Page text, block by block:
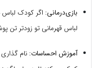
بازی‌درمانی: اگر کودک لباس
لباس قهرمانی تو زودتر تن
آموزش احساسات: نام